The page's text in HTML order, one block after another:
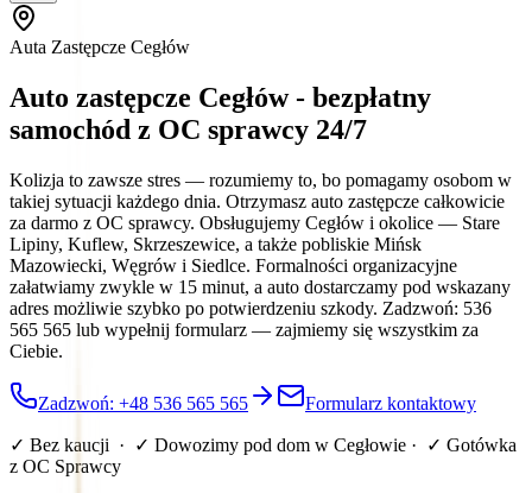
Auta Zastępcze Cegłów
Auto zastępcze Cegłów - bezpłatny
samochód z OC sprawcy 24/7
Kolizja to zawsze stres — rozumiemy to, bo pomagamy osobom w
takiej sytuacji każdego dnia. Otrzymasz auto zastępcze całkowicie
za darmo z OC sprawcy. Obsługujemy Cegłów i okolice — Stare
Lipiny, Kuflew, Skrzeszewice, a także pobliskie Mińsk
Mazowiecki, Węgrów i Siedlce. Formalności organizacyjne
załatwiamy zwykle w 15 minut, a auto dostarczamy pod wskazany
adres możliwie szybko po potwierdzeniu szkody. Zadzwoń: 536
565 565 lub wypełnij formularz — zajmiemy się wszystkim za
Ciebie.
Zadzwoń: +48 536 565 565 Formularz kontaktowy
✓ Bez kaucji · ✓ Dowozimy pod dom w Cegłowie · ✓ Gotówka
z OC Sprawcy